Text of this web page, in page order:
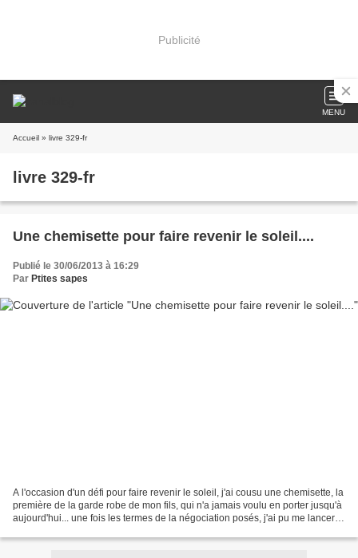
Publicité
MENU
Accueil » livre 329-fr
livre 329-fr
Une chemisette pour faire revenir le soleil....
Publié le 30/06/2013 à 16:29
Par Ptites sapes
A l'occasion d'un défi pour faire revenir le soleil, j'ai cousu une chemisette, la
première de la garde robe de mon fils, qui n'a jamais voulu en porter jusqu'à
aujourd'hui... une fois les termes de la négociation posés, j'ai pu me lancer...